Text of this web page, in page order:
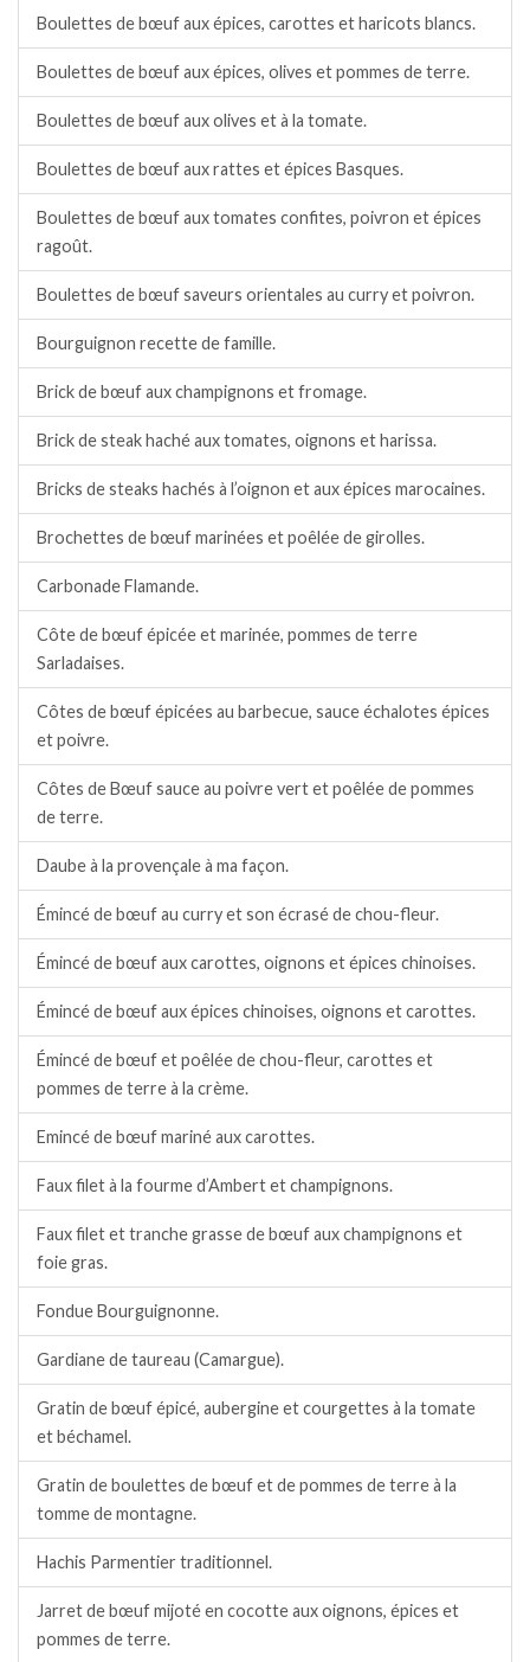
Boulettes de bœuf aux épices, carottes et haricots blancs.
Boulettes de bœuf aux épices, olives et pommes de terre.
Boulettes de bœuf aux olives et à la tomate.
Boulettes de bœuf aux rattes et épices Basques.
Boulettes de bœuf aux tomates confites, poivron et épices
ragoût.
Boulettes de bœuf saveurs orientales au curry et poivron.
Bourguignon recette de famille.
Brick de bœuf aux champignons et fromage.
Brick de steak haché aux tomates, oignons et harissa.
Bricks de steaks hachés à l’oignon et aux épices marocaines.
Brochettes de bœuf marinées et poêlée de girolles.
Carbonade Flamande.
Côte de bœuf épicée et marinée, pommes de terre
Sarladaises.
Côtes de bœuf épicées au barbecue, sauce échalotes épices
et poivre.
Côtes de Bœuf sauce au poivre vert et poêlée de pommes
de terre.
Daube à la provençale à ma façon.
Émincé de bœuf au curry et son écrasé de chou-fleur.
Émincé de bœuf aux carottes, oignons et épices chinoises.
Émincé de bœuf aux épices chinoises, oignons et carottes.
Émincé de bœuf et poêlée de chou-fleur, carottes et
pommes de terre à la crème.
Emincé de bœuf mariné aux carottes.
Faux filet à la fourme d’Ambert et champignons.
Faux filet et tranche grasse de bœuf aux champignons et
foie gras.
Fondue Bourguignonne.
Gardiane de taureau (Camargue).
Gratin de bœuf épicé, aubergine et courgettes à la tomate
et béchamel.
Gratin de boulettes de bœuf et de pommes de terre à la
tomme de montagne.
Hachis Parmentier traditionnel.
Jarret de bœuf mijoté en cocotte aux oignons, épices et
pommes de terre.